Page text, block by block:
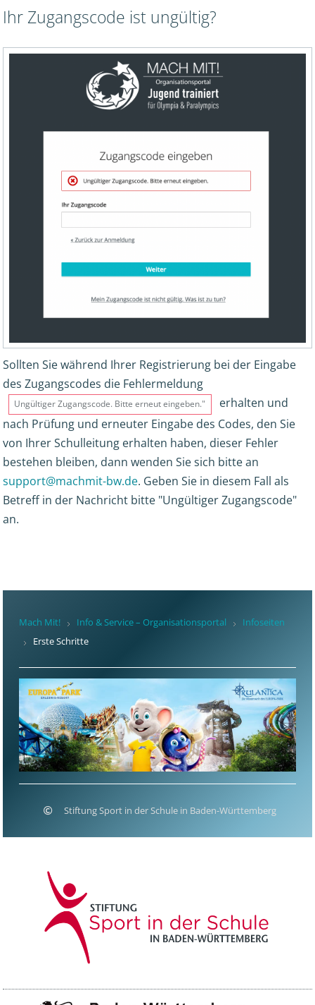
Ihr Zugangscode ist ungültig?
Sollten Sie während Ihrer Registrierung bei der Eingabe
des Zugangscodes die Fehlermeldung
Ungültiger Zugangscode. Bitte erneut eingeben."
erhalten und
nach Prüfung und erneuter Eingabe des Codes, den Sie
von Ihrer Schulleitung erhalten haben, dieser Fehler
bestehen bleiben, dann wenden Sie sich bitte an
support@machmit-bw.de. Geben Sie in diesem Fall als
Betreff in der Nachricht bitte "Ungültiger Zugangscode"
an.
Mach Mit! Info & Service – Organisationsportal
Infoseiten
Erste Schritte
Stiftung Sport in der Schule in Baden-Württemberg